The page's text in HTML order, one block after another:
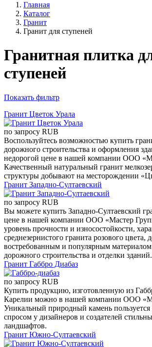
Главная
Каталог
Гранит
Гранит для ступеней
Гранитная плитка
ступеней
Показать фильтр
Гранит Цветок Урала
по запросу RUB
Воспользуйтесь возможностью купить
дорожного строительства и оформления
недорогой цене в нашей компании ООО
Качественный натуральный гранит
структуры добывают на месторождении
Гранит Западно-Султаевский
по запросу RUB
Вы можете купить Западно-Султаевский
цене в нашей компании ООО «Мастер
уровень прочности и износостойкости,
среднезернистого гранита розового цвета,
востребованным и популярным
дорожного строительства и отделки зданий.
Гранит Габбро Диабаз
по запросу RUB
Купить продукцию, изготовленную из
Карелии можно в нашей компании ООО
Уникальный природный камень
спросом у дизайнеров и создателей
ландшафтов.
Гранит Южно-Султаевский